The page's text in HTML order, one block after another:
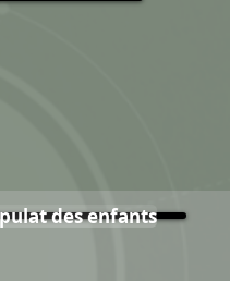
des enfants